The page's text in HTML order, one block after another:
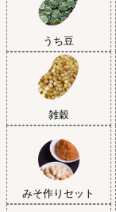
うち豆
雑穀
みそ作りセット